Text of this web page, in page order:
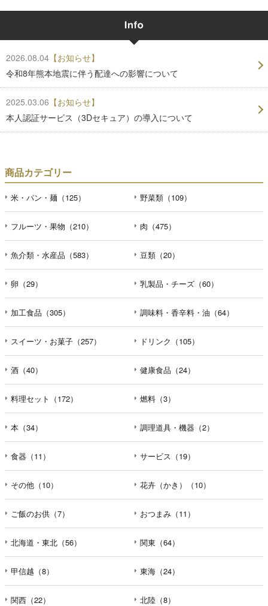
2026.08.04 【お知らせ】
令和8年熊本地震に伴う配達への影響について
2025.03.06 【お知らせ】
本人認証サービス（3Dセキュア）の導入について
商品カテゴリー
米・パン・麺（125） 野菜類（109）
フルーツ・果物（210） 肉（475）
魚介類・水産品（583） 豆類（20）
卵（29） 乳製品・チーズ（60）
加工食品（305） 調味料・香辛料・油（64）
スイーツ・お菓子（257） ドリンク（105）
酒（40） 健康食品（24）
料理セット（172） 燃料（3）
本（34） 調理道具・機器（2）
食器（11） サービス（19）
その他（10） 花卉（かき）（10）
ご飯のお供（7） おつまみ（11）
北海道・東北（56） 関東（64）
甲信越（8） 東海（24）
関西（22） 北陸（8）